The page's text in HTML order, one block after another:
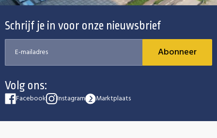
Schrijf je in voor onze nieuwsbrief
Abonneer
Volg ons:
Facebook Instagram Marktplaats